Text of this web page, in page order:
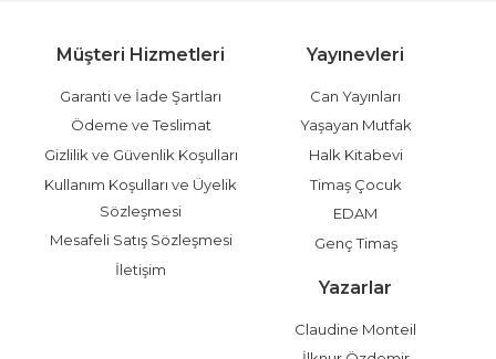
Müşteri Hizmetleri
Garanti ve İade Şartları
Ödeme ve Teslimat
Gizlilik ve Güvenlik Koşulları
Kullanım Koşulları ve Üyelik
Sözleşmesi
Mesafeli Satış Sözleşmesi
İletişim
Yayınevleri
Can Yayınları
Yaşayan Mutfak
Halk Kitabevi
Timaş Çocuk
EDAM
Genç Timaş
Yazarlar
Claudine Monteil